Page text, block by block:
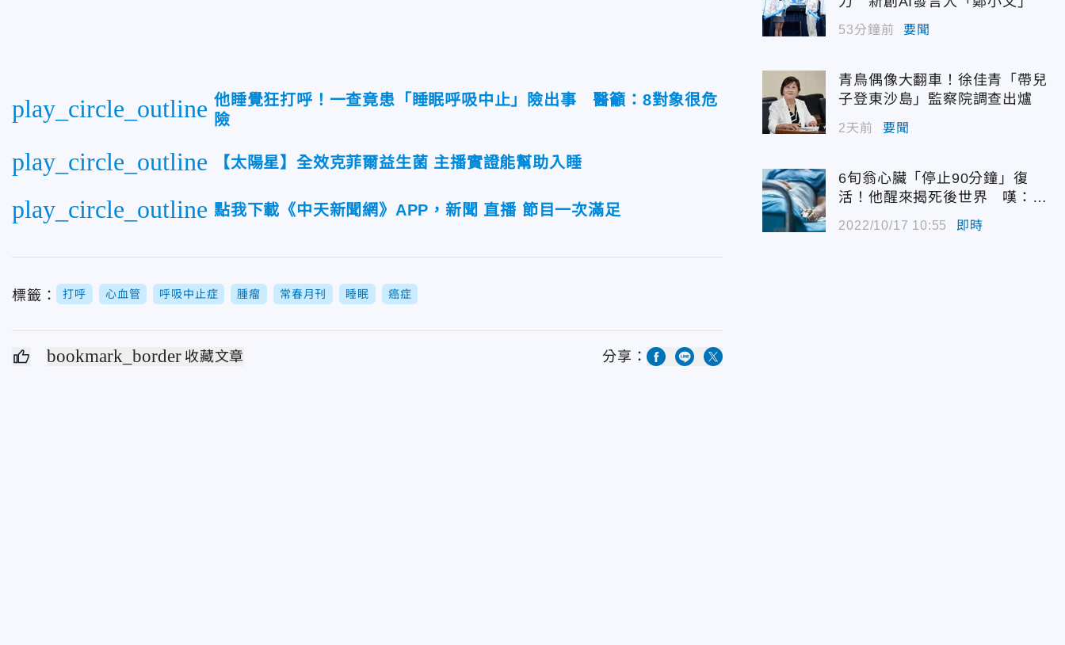
play_circle_outline 他睡覺狂打呼！一查竟患「睡眠呼吸中止」險出事 醫籲：8對象很危
險
play_circle_outline 【太陽星】全效克菲爾益生菌 主播實證能幫助入睡
play_circle_outline 點我下載《中天新聞網》APP，新聞 直播 節目一次滿足
標籤： 打呼 心血管 呼吸中止症 腫瘤 常春月刊 睡眠 癌症
bookmark_border 收藏文章 分享：
53分鐘前 要聞
青鳥偶像大翻車！徐佳青「帶兒
子登東沙島」監察院調查出爐
2天前 要聞
6旬翁心臟「停止90分鐘」復
活！他醒來揭死後世界 嘆：很
2022/10/17 10:55 即時